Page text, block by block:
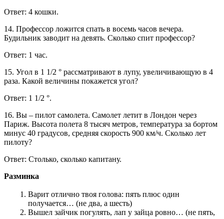
Ответ: 4 кошки.
14. Профессор ложится спать в восемь часов вечера.
Будильник заводит на девять. Сколько спит профессор?
Ответ: 1 час.
15. Угол в 1 1/2 ° рассматривают в лупу, увеличивающую в 4
раза. Какой величины покажется угол?
Ответ: 1 1/2 °.
16. Вы – пилот самолета. Самолет летит в Лондон через
Париж. Высота полета 8 тысяч метров, температура за бортом
минус 40 градусов, средняя скорость 900 км/ч. Сколько лет
пилоту?
Ответ: Столько, сколько капитану.
Разминка
Варит отлично твоя голова: пять плюс один
получается… (не два, а шесть)
Вышел зайчик погулять, лап у зайца ровно… (не пять,